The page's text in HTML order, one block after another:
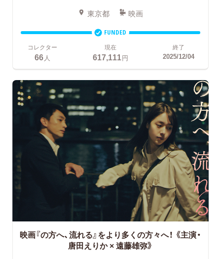
東京都 映画
FUNDED
コレクター
66 人
現在
617,111円
終了
2025/12/04
映画『の方へ、流れる』をより多くの方々へ！ 《主演・
唐田えりか × 遠藤雄弥》